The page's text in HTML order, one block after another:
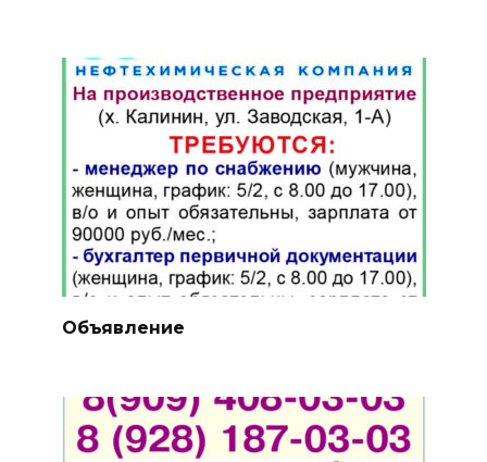
Объявление